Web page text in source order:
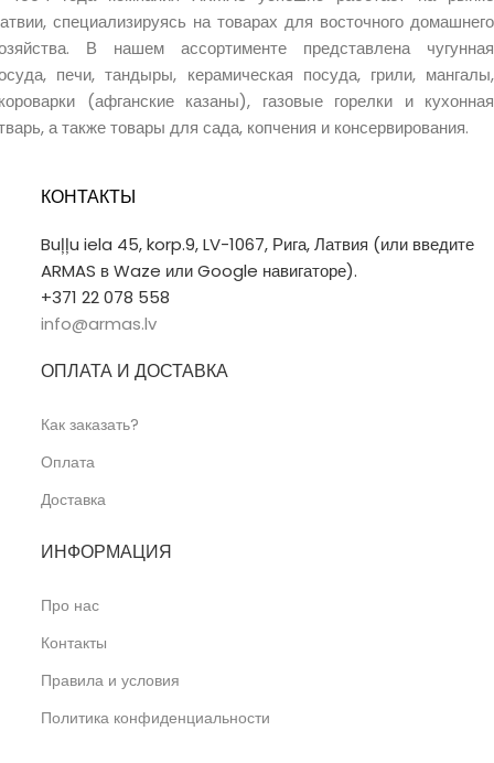
специализируясь на товарах для восточного домашнего
В нашем ассортименте представлена чугунная
печи, тандыры, керамическая посуда, грили, мангалы,
(афганские казаны), газовые горелки и кухонная
а также товары для сада, копчения и консервирования.
КОНТАКТЫ
Buļļu iela 45, korp.9, LV-1067, Рига, Латвия (или введите
ARMAS в Waze или Google навигаторе).
+371 22 078 558
info@armas.lv
ОПЛАТА И ДОСТАВКА
Как заказать?
Оплата
Доставка
ИНФОРМАЦИЯ
Про нас
Контакты
Правила и условия
Политика конфиденциальности